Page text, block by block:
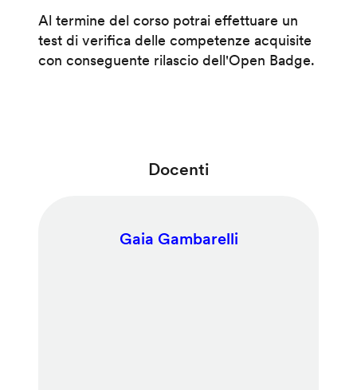
Al termine del corso potrai effettuare un
test di verifica delle competenze acquisite
con conseguente rilascio dell'Open Badge.
Docenti
Gaia Gambarelli